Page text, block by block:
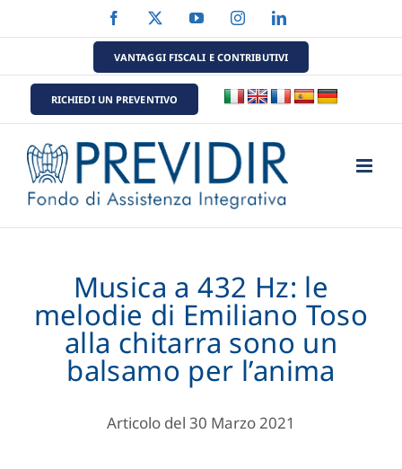
al
Facebook YouTubeInstagramLinkedIn
VANTAGGI FISCALI E CONTRIBUTIVI
RICHIEDI UN PREVENTIVO
Musica a 432 Hz: le
melodie di Emiliano Toso
alla chitarra sono un
balsamo per l’anima
Articolo del 30 Marzo 2021